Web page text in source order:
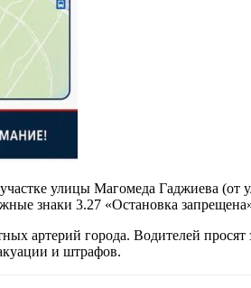
улицы Магомеда Гаджиева (от
знаки 3.27 «Остановка
города. Водителей просят
и штрафов.